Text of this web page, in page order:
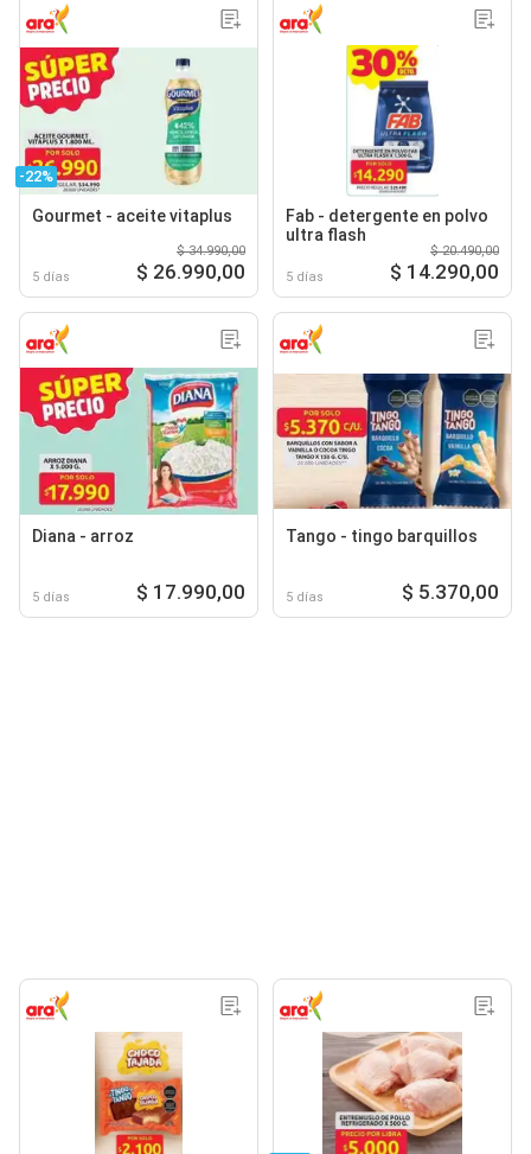
-22%
Gourmet - aceite vitaplus
5 días
$ 34.990,00
$ 26.990,00
Fab - detergente en polvo
ultra flash
5 días
$ 20.490,00
$ 14.290,00
Diana - arroz
5 días $ 17.990,00
Tango - tingo barquillos
5 días $ 5.370,00